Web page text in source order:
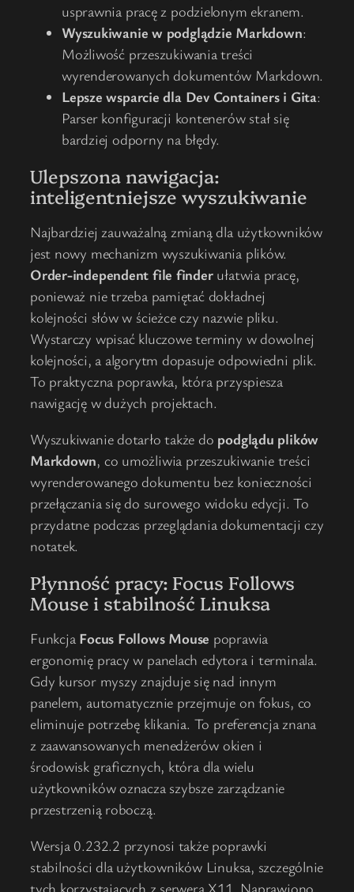
usprawnia pracę z podzielonym ekranem.
Wyszukiwanie w podglądzie Markdown:
Możliwość przeszukiwania treści
wyrenderowanych dokumentów Markdown.
Lepsze wsparcie dla Dev Containers i Gita:
Parser konfiguracji kontenerów stał się
bardziej odporny na błędy.
Ulepszona nawigacja:
inteligentniejsze wyszukiwanie
Najbardziej zauważalną zmianą dla użytkowników
jest nowy mechanizm wyszukiwania plików.
Order-independent file finderułatwia pracę,
ponieważ nie trzeba pamiętać dokładnej
kolejności słów w ścieżce czy nazwie pliku.
Wystarczy wpisać kluczowe terminy w dowolnej
kolejności, a algorytm dopasuje odpowiedni plik.
To praktyczna poprawka, która przyspiesza
nawigację w dużych projektach.
Wyszukiwanie dotarło także do podglądu plików
Markdown, co umożliwia przeszukiwanie treści
wyrenderowanego dokumentu bez konieczności
przełączania się do surowego widoku edycji. To
przydatne podczas przeglądania dokumentacji czy
notatek.
Płynność pracy: Focus Follows
Mouse i stabilność Linuksa
Funkcja Focus Follows Mouse poprawia
ergonomię pracy w panelach edytora i terminala.
Gdy kursor myszy znajduje się nad innym
panelem, automatycznie przejmuje on fokus, co
eliminuje potrzebę klikania. To preferencja znana
z zaawansowanych menedżerów okien i
środowisk graficznych, która dla wielu
użytkowników oznacza szybsze zarządzanie
przestrzenią roboczą.
Wersja 0.232.2 przynosi także poprawki
stabilności dla użytkowników Linuksa, szczególnie
tych korzystających z serwera X11. Naprawiono